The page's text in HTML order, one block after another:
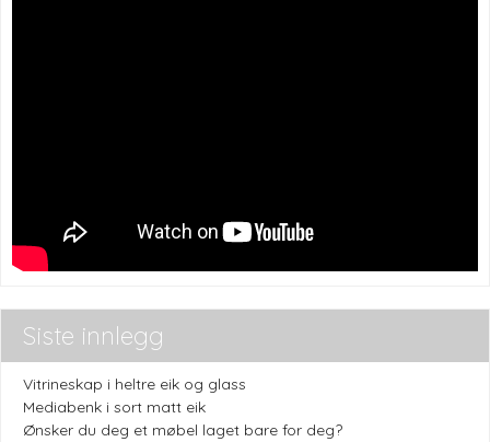
Siste innlegg
Vitrineskap i heltre eik og glass
Mediabenk i sort matt eik
Ønsker du deg et møbel laget bare for deg?